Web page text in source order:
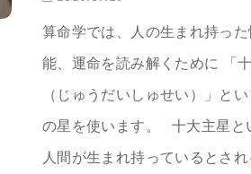
算命学では、人の生まれ持っ
能、運命を読み解くために 「
（じゅうだいしゅせい）」と
の星を使います。 十大主星と
人間が生まれ持っているとさ